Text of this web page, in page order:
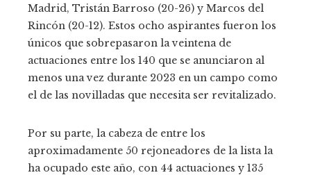
Madrid, Tristán Barroso (20-26) y Marcos del
Rincón (20-12). Estos ocho aspirantes fueron los
únicos que sobrepasaron la veintena de
actuaciones entre los 140 que se anunciaron al
menos una vez durante 2023 en un campo como
el de las novilladas que necesita ser revitalizado.
Por su parte, la cabeza de entre los
aproximadamente 50 rejoneadores de la lista la
ha ocupado este año, con 44 actuaciones y 135